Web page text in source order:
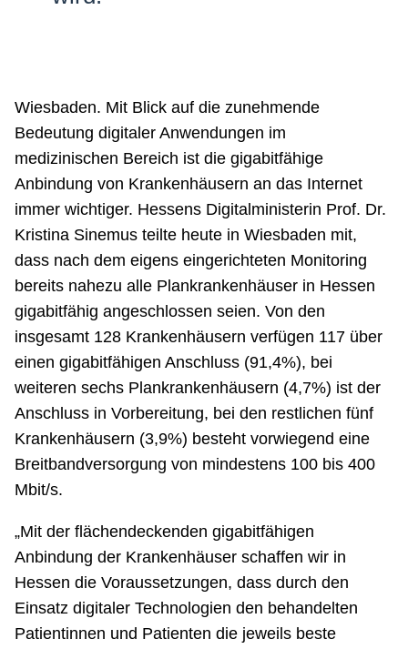
Wiesbaden. Mit Blick auf die zunehmende
Bedeutung digitaler Anwendungen im
medizinischen Bereich ist die gigabitfähige
Anbindung von Krankenhäusern an das Internet
immer wichtiger. Hessens Digitalministerin Prof. Dr.
Kristina Sinemus teilte heute in Wiesbaden mit,
dass nach dem eigens eingerichteten Monitoring
bereits nahezu alle Plankrankenhäuser in Hessen
gigabitfähig angeschlossen seien. Von den
insgesamt 128 Krankenhäusern verfügen 117 über
einen gigabitfähigen Anschluss (91,4%), bei
weiteren sechs Plankrankenhäusern (4,7%) ist der
Anschluss in Vorbereitung, bei den restlichen fünf
Krankenhäusern (3,9%) besteht vorwiegend eine
Breitbandversorgung von mindestens 100 bis 400
Mbit/s.
„Mit der flächendeckenden gigabitfähigen
Anbindung der Krankenhäuser schaffen wir in
Hessen die Voraussetzungen, dass durch den
Einsatz digitaler Technologien den behandelten
Patientinnen und Patienten die jeweils beste